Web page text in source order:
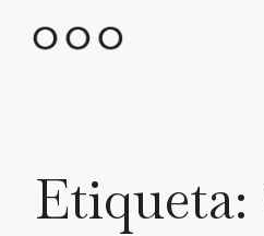
contenido
Etiqueta: